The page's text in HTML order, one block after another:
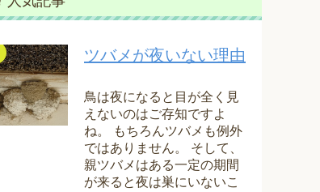
ツバメが夜いない理由
鳥は夜になると目が全く見
えないのはご存知ですよ
ね。 もちろんツバメも例外
ではありません。 そして、
親ツバメはある一定の期間
が来ると夜は巣にいないこ